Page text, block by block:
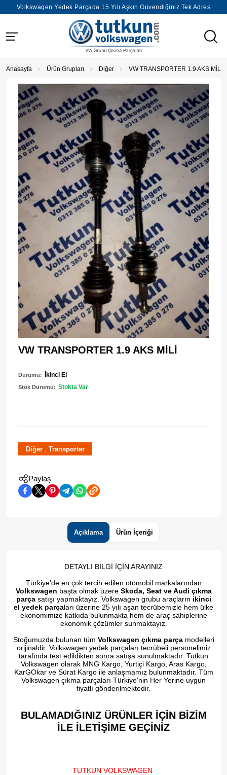
Volkswagen Yedek Parçada 15 Yılı Aşkın Güvendiğiniz Tek Adres
Anasayfa Ürün Grupları Diğer VW TRANSPORTER 1.9 AKS MİLİ
VW TRANSPORTER 1.9 AKS MİLİ
Durumu: İkinci El
Stok Durumu: Stokta Var
Diğer , Transporter
Paylaş
Açıklama Ürün İçeriği
DETAYLI BİLGİ İÇİN ARAYINIZ
Türkiye'de en çok tercih edilen otomobil markalarından
Volkswagen başta olmak üzere Skoda, Seat ve Audi çıkma
parçasatışı yapmaktayız. Volkswagen grubu araçların ikinci
el yedek parçaları üzerine 25 yılı aşan tecrübemizle hem ülke
ekonomimize katkıda bulunmakta hem de araç sahiplerine
ekonomik çözümler sunmaktayız.
Stoğumuzda bulunan tüm Volkswagen çıkma parçamodelleri
orijinaldir. Volkswagen yedek parçaları tecrübeli personelimiz
tarafında test edildikten sonra satışa sunulmaktadır. Tutkun
Volkswagen olarak MNG Kargo, Yurtiçi Kargo, Aras Kargo,
KarGOkar ve Sürat Kargo ile anlaşmamız bulunmaktadır. Tüm
Volkswagen çıkma parçaları Türkiye'nin Her Yerine uygun
fiyatlı gönderilmektedir.
BULAMADIĞINIZ ÜRÜNLER İÇİN BİZİM
İLE İLETİŞİME GEÇİNİZ​
TUTKUN VOLKSWAGEN